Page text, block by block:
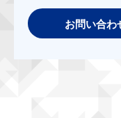
お問い合わ